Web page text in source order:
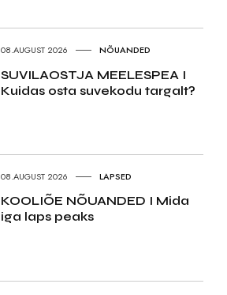
08.AUGUST 2026 NÕUANDED
SUVILAOSTJA MEELESPEA I
Kuidas osta suvekodu targalt?
08.AUGUST 2026 LAPSED
KOOLIÕE NÕUANDED I Mida
iga laps peaks